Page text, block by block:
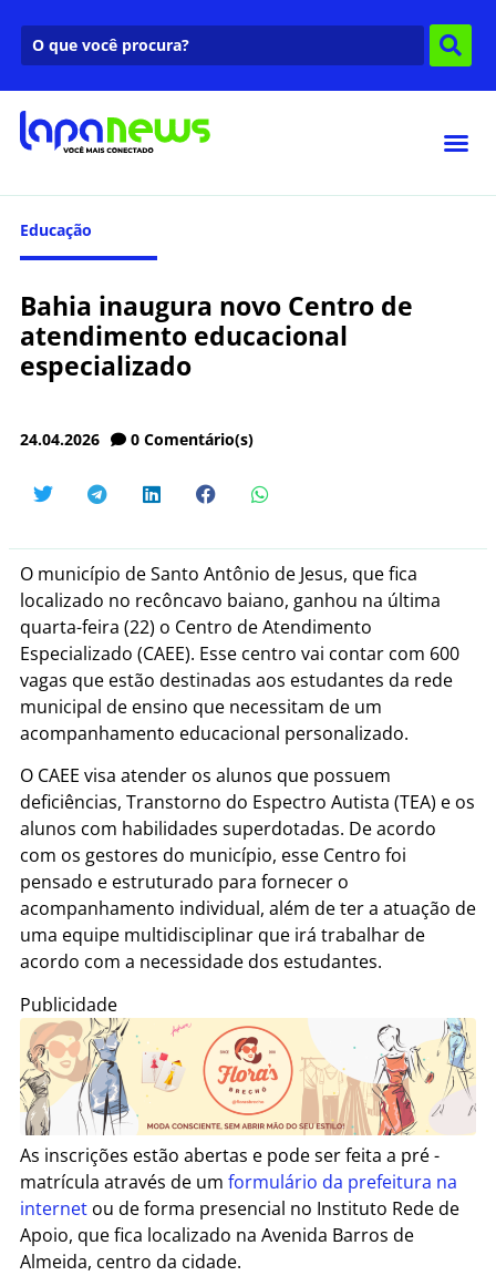
Educação
Bahia inaugura novo Centro de
atendimento educacional
especializado
24.04.2026 0 Comentário(s)
O município de Santo Antônio de Jesus, que fica
localizado no recôncavo baiano, ganhou na última
quarta-feira (22) o Centro de Atendimento
Especializado (CAEE). Esse centro vai contar com 600
vagas que estão destinadas aos estudantes da rede
municipal de ensino que necessitam de um
acompanhamento educacional personalizado.
O CAEE visa atender os alunos que possuem
deficiências, Transtorno do Espectro Autista (TEA) e os
alunos com habilidades superdotadas. De acordo
com os gestores do município, esse Centro foi
pensado e estruturado para fornecer o
acompanhamento individual, além de ter a atuação de
uma equipe multidisciplinar que irá trabalhar de
acordo com a necessidade dos estudantes.
Publicidade
As inscrições estão abertas e pode ser feita a pré -
matrícula através de um formulário da prefeitura na
internet ou de forma presencial no Instituto Rede de
Apoio, que fica localizado na Avenida Barros de
Almeida, centro da cidade.